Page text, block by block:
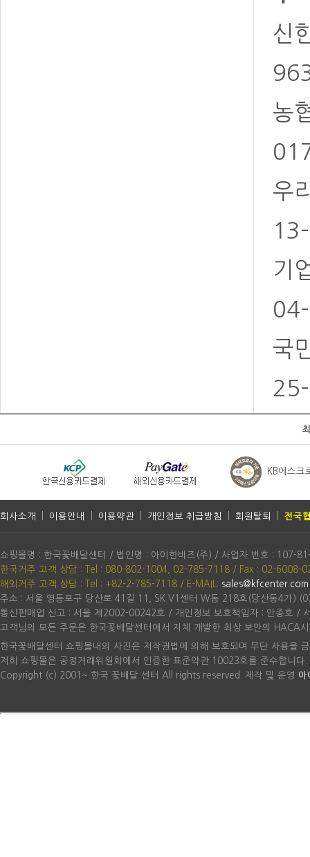
신
농
우
기
국
KB에스크
회사소개 이용안내 이용약관 개인정보 취급방침 회원탈퇴 전국
쇼핑몰명 : 한국꽃배달센터 / 법인명 : 아이한비즈(주) / 사업자 번호 : 107-
한국거주 고객 상담 : Tel : 080-802-1004, 02-785-7118 / Fax : 02-6008-
해외거주 고객 상담 : Tel : +82-2-785-7118 / E-MAIL: sales@kfcenter.com
주소 : 서울 영등포구 당산로 41길 11, SK V1센터 W동 218호(당산동4가)
통신판매업 신고 : 서울 제2002-00242호 / 개인정보 보호책임자 : 안종호 /
고객님의 모든 주문은 한국꽃배달센터에서 자체 개발한 최상 보안의 HACA
한국꽃배달센터 쇼핑몰내의 사진은 저작권법에 의해 보호되며 무단 사용을
저희 쇼핑몰은 공정거래위원회에서 인증한 표준약관 10023호를 준수합니다.
Copyright (c) 2001~ 한국 꽃배달 센터 All rights reserved. 제작 및 운영 아